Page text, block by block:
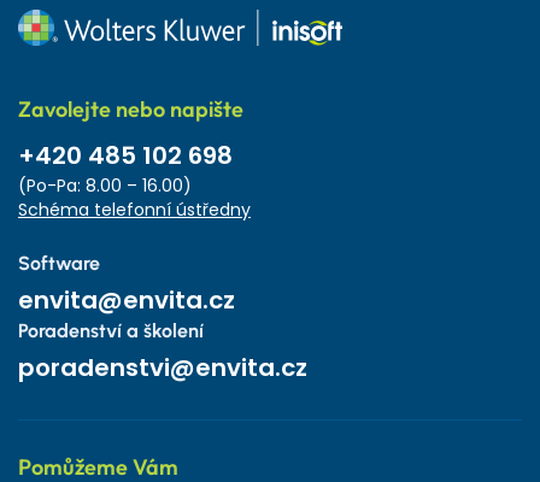
Zavolejte nebo napište
+420 485 102 698
(Po-Pa: 8.00 – 16.00)
Schéma telefonní ústředny
Software
envita@envita.cz
Poradenství a školení
poradenstvi@envita.cz
Pomůžeme Vám